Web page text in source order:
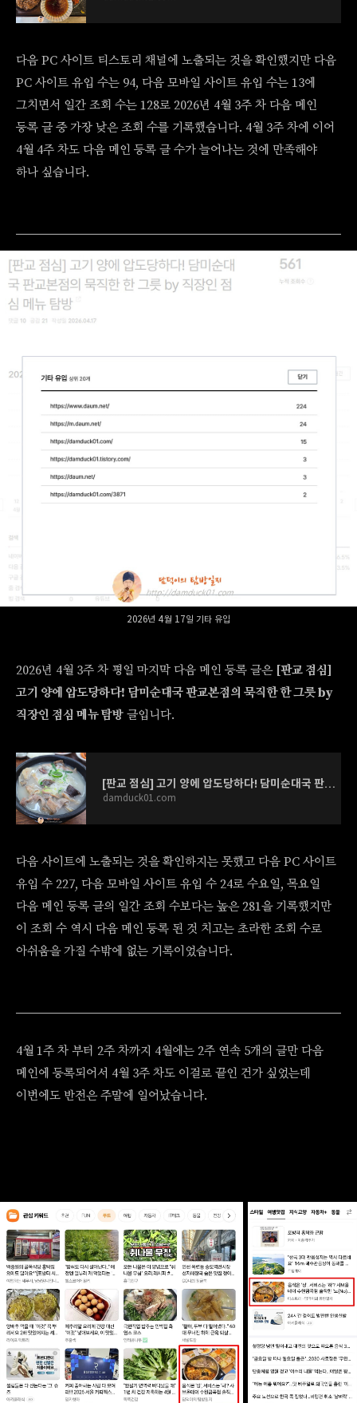
다음 PC 사이트 티스토리 채널에 노출되는 것을 확인했지만 다음
PC 사이트 유입 수는 94, 다음 모바일 사이트 유입 수는 13에
그치면서 일간 조회 수는 128로 2026년 4월 3주 차 다음 메인
등록 글 중 가장 낮은 조회 수를 기록했습니다. 4월 3주 차에 이어
4월 4주 차도 다음 메인 등록 글 수가 늘어나는 것에 만족해야
하나 싶습니다.
2026년 4월 17일 기타 유입
2026년 4월 3주 차 평일 마지막 다음 메인 등록 글은 [판교 점심]
고기 양에 압도당하다! 담미순대국 판교본점의 묵직한 한 그릇 by
직장인 점심 메뉴 탐방 글입니다.
[판교 점심] 고기 양에 압도당하다! 담미순대국 판교본점의 묵직한 한 그릇 by 직장인 점심 메뉴
damduck01.com
다음 사이트에 노출되는 것을 확인하지는 못했고 다음 PC 사이트
유입 수 227, 다음 모바일 사이트 유입 수 24로 수요일, 목요일
다음 메인 등록 글의 일간 조회 수보다는 높은 281을 기록했지만
이 조회 수 역시 다음 메인 등록 된 것 치고는 초라한 조회 수로
아쉬움을 가질 수밖에 없는 기록이었습니다.
4월 1주 차 부터 2주 차까지 4월에는 2주 연속 5개의 글만 다음
메인에 등록되어서 4월 3주 차도 이걸로 끝인 건가 싶었는데
이번에도 반전은 주말에 일어났습니다.